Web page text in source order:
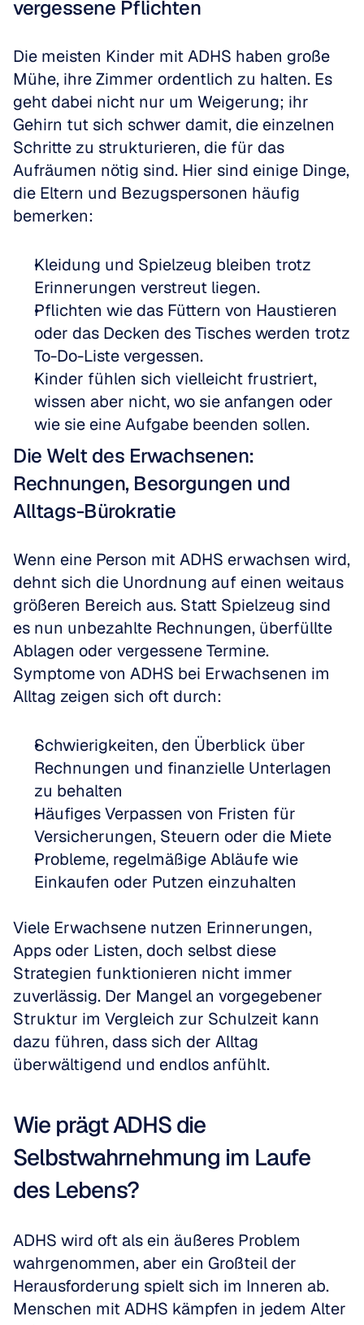
vergessene Pflichten
Die meisten Kinder mit ADHS haben große
Mühe, ihre Zimmer ordentlich zu halten. Es
geht dabei nicht nur um Weigerung; ihr
Gehirn tut sich schwer damit, die einzelnen
Schritte zu strukturieren, die für das
Aufräumen nötig sind. Hier sind einige Dinge,
die Eltern und Bezugspersonen häufig
bemerken:
Kleidung und Spielzeug bleiben trotz
Erinnerungen verstreut liegen.
Pflichten wie das Füttern von Haustieren
oder das Decken des Tisches werden trotz
To-Do-Liste vergessen.
Kinder fühlen sich vielleicht frustriert,
wissen aber nicht, wo sie anfangen oder
wie sie eine Aufgabe beenden sollen.
Die Welt des Erwachsenen:
Rechnungen, Besorgungen und
Alltags-Bürokratie
Wenn eine Person mit ADHS erwachsen wird,
dehnt sich die Unordnung auf einen weitaus
größeren Bereich aus. Statt Spielzeug sind
es nun unbezahlte Rechnungen, überfüllte
Ablagen oder vergessene Termine.
Symptome von ADHS bei Erwachsenen im
Alltag zeigen sich oft durch:
Schwierigkeiten, den Überblick über
Rechnungen und finanzielle Unterlagen
zu behalten
Häufiges Verpassen von Fristen für
Versicherungen, Steuern oder die Miete
Probleme, regelmäßige Abläufe wie
Einkaufen oder Putzen einzuhalten
Viele Erwachsene nutzen Erinnerungen,
Apps oder Listen, doch selbst diese
Strategien funktionieren nicht immer
zuverlässig. Der Mangel an vorgegebener
Struktur im Vergleich zur Schulzeit kann
dazu führen, dass sich der Alltag
überwältigend und endlos anfühlt.
Wie prägt ADHS die
Selbstwahrnehmung im Laufe
des Lebens?
ADHS wird oft als ein äußeres Problem
wahrgenommen, aber ein Großteil der
Herausforderung spielt sich im Inneren ab.
Menschen mit ADHS kämpfen in jedem Alter